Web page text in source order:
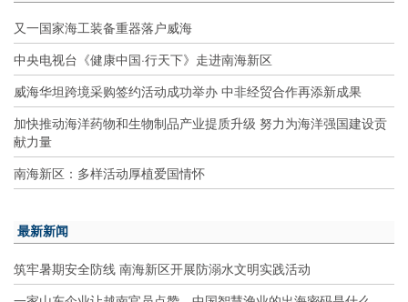
又一国家海工装备重器落户威海
中央电视台《健康中国·行天下》走进南海新区
威海华坦跨境采购签约活动成功举办 中非经贸合作再添新成果
加快推动海洋药物和生物制品产业提质升级 努力为海洋强国建设贡
献力量
南海新区：多样活动厚植爱国情怀
最新新闻
筑牢暑期安全防线 南海新区开展防溺水文明实践活动